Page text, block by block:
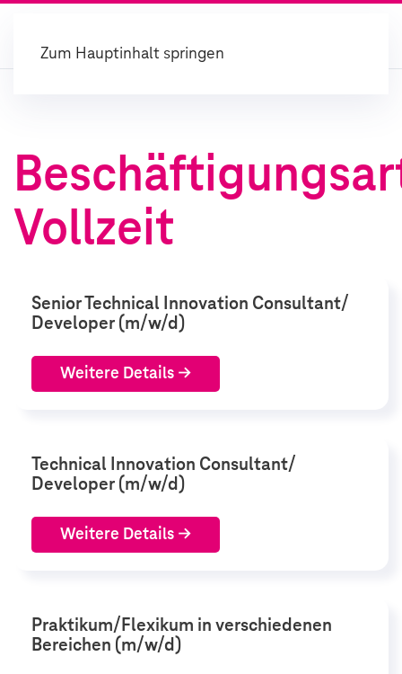
Zum Hauptinhalt springen
Vollzeit
Senior Technical Innovation Consultant/
Developer (m/w/d)
Weitere Details
Technical Innovation Consultant/
Developer (m/w/d)
Weitere Details
Praktikum/Flexikum in verschiedenen
Bereichen (m/w/d)